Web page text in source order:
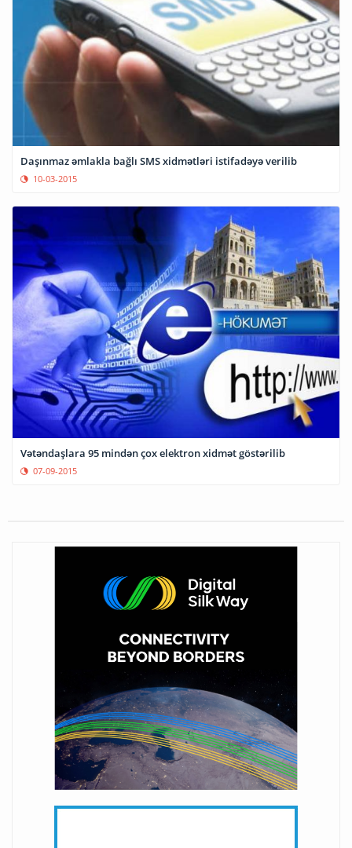
Daşınmaz əmlakla bağlı SMS xidmətləri istifadəyə verilib
10-03-2015
Vətəndaşlara 95 mindən çox elektron xidmət göstərilib
07-09-2015